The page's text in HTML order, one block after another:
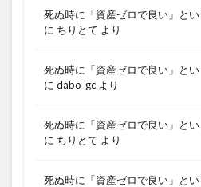
死ぬ時に「資産ゼロで良い」と
に ちりとて より
死ぬ時に「資産ゼロで良い」と
に dabo_gc より
死ぬ時に「資産ゼロで良い」と
に ちりとて より
死ぬ時に「資産ゼロで良い」と